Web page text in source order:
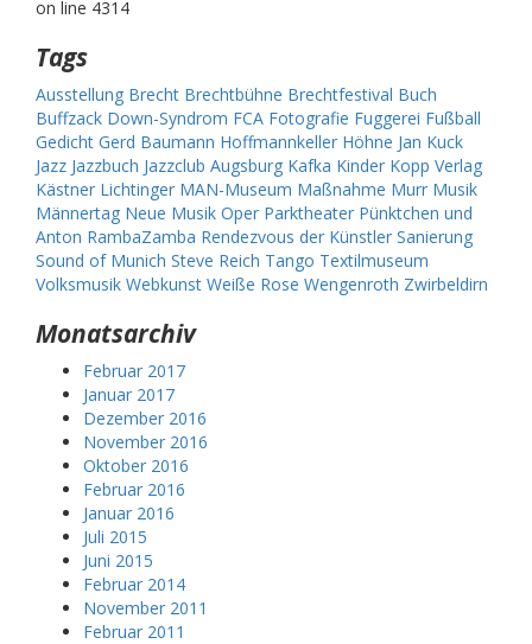
on line 4314
Tags
Ausstellung Brecht Brechtbühne Brechtfestival Buch
Buffzack Down-Syndrom FCA Fotografie Fuggerei Fußball
Gedicht Gerd Baumann Hoffmannkeller Höhne Jan Kuck
Jazz Jazzbuch Jazzclub Augsburg Kafka Kinder Kopp Verlag
Kästner Lichtinger MAN-Museum Maßnahme Murr Musik
Männertag Neue Musik Oper Parktheater Pünktchen und
Anton RambaZamba Rendezvous der Künstler Sanierung
Sound of Munich Steve Reich Tango Textilmuseum
Volksmusik Webkunst Weiße Rose Wengenroth Zwirbeldirn
Monatsarchiv
Februar 2017
Januar 2017
Dezember 2016
November 2016
Oktober 2016
Februar 2016
Januar 2016
Juli 2015
Juni 2015
Februar 2014
November 2011
Februar 2011